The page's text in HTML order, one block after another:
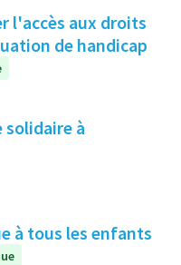
l'accès aux droits
de handicap
à
à tous les enfants